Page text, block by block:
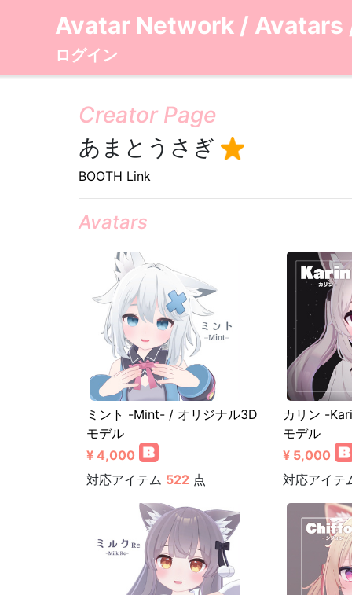
Avatar Network / Avatars
ログイン
Creator Page
あまとうさぎ
BOOTH Link
Avatars
ミント -Mint- / オリジナル3D
モデル
¥ 4,000
対応アイテム 522 点
カリン -
モデル
¥ 5,000
対応アイテ